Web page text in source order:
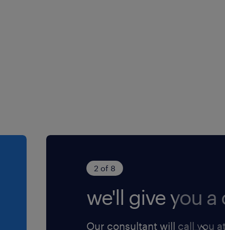
2 of 8
we'll give you a
Our consultant will call you